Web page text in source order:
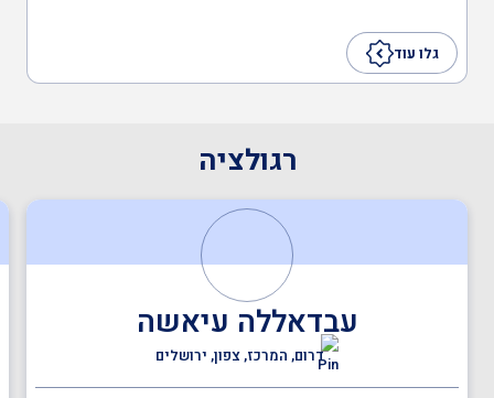
גלו עוד
רגולציה
עבדאללה עיאשה
דרום, המרכז, צפון, ירושלים